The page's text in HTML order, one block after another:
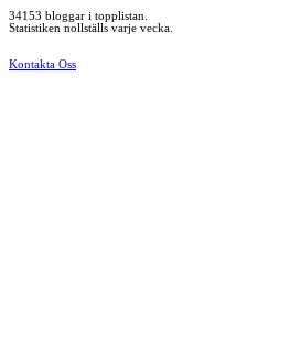
34153 bloggar i topplistan.
Statistiken nollställs varje vecka.
Kontakta Oss